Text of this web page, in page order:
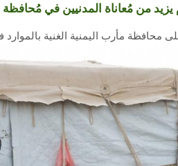
يزيد من مُعاناة المدنيين في
مأرب اليمنية الغنية بالموارد